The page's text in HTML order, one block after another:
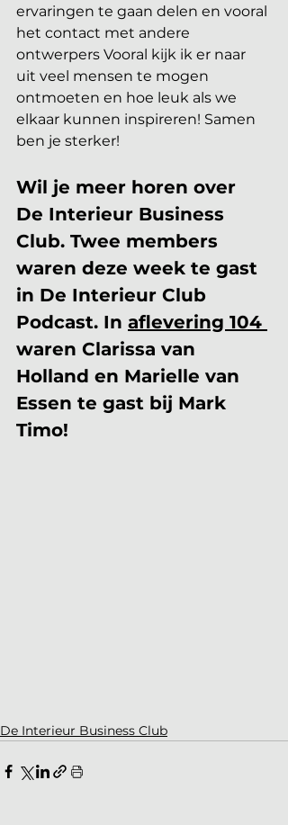
ervaringen te gaan delen en vooral
het contact met andere
ontwerpers Vooral kijk ik er naar
uit veel mensen te mogen
ontmoeten en hoe leuk als we
elkaar kunnen inspireren! Samen
ben je sterker!
Wil je meer horen over
De Interieur Business
Club. Twee members
waren deze week te gast
in De Interieur Club
Podcast. In aflevering 104
waren Clarissa van
Holland en Marielle van
Essen te gast bij Mark
Timo!
De Interieur Business Club